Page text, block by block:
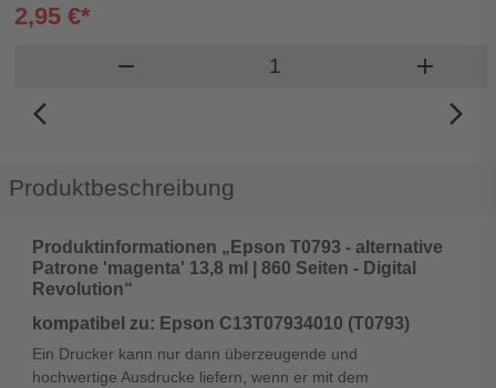
2,95 €*
remove Produkt Warenkorb
add
arrow_back_ios_new
arrow_forward_ios
Produktbeschreibung
Produktinformationen „Epson T0793 - alternative
Patrone 'magenta' 13,8 ml | 860 Seiten - Digital
Revolution“
kompatibel zu: Epson C13T07934010 (T0793)
Ein Drucker kann nur dann überzeugende und
hochwertige Ausdrucke liefern, wenn er mit dem